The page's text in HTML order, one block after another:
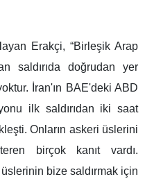
Erakçi, “Birleşik Arap
saldırıda doğrudan yer
İran'ın BAE'deki ABD
ilk saldırıdan iki saat
Onların askeri üslerini
birçok kanıt vardı.
bize saldırmak için